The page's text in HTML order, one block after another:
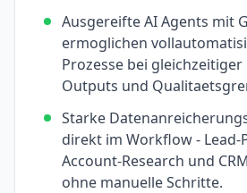
Ausgereifte AI Agents mit
ermoglichen
Prozesse bei
Outputs und
Starke
direkt im Workflow - Lead-
Account-Research und
ohne manuelle Schritte.